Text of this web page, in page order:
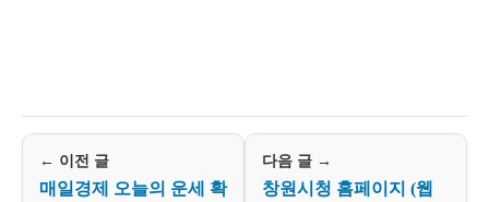
← 이전 글
매일경제 오늘의 운세 확
다음 글 →
창원시청 홈페이지 (웹